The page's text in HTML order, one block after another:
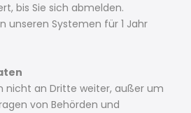
bis Sie sich abmelden.
unseren Systemen für 1 Jahr
nicht an Dritte weiter, außer um
von Behörden und